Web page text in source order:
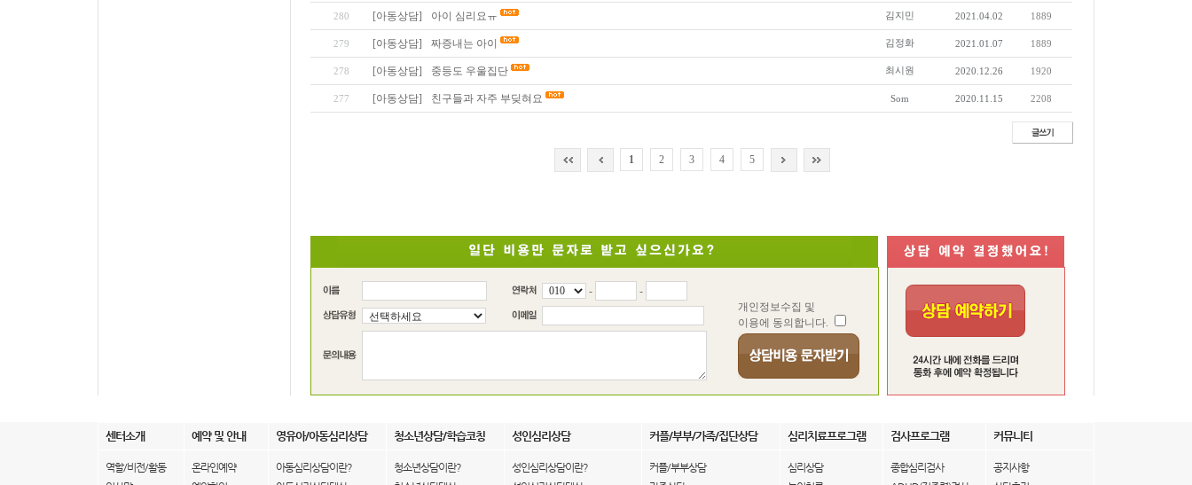
280 [아동상담] 아이 심리요ㅠ 김지민 2021.04.02 1889
279 [아동상담] 짜증내는 아이 김정화 2021.01.07 1889
278 [아동상담] 중등도 우울집단 최시원 2020.12.26 1920
277 [아동상담] 친구들과 자주 부딪혀요 Som 2020.11.15 2208
1 2 3 4 5
-
-
개인정보수집 및
이용에 동의합니다.
센터소개 예약 및 안내 영유아/아동심리상담 청소년상담/학습코칭 성인심리상담 커플/부부/가족/집단상담 심리치료프로그램 검사프로그램 커뮤니티
역할/비전/활동
온라인예약
아동심리상담이란?
청소년상담이란?
성인심리상담이란?
커플/부부상담
심리상담
종합심리검사
공지사항